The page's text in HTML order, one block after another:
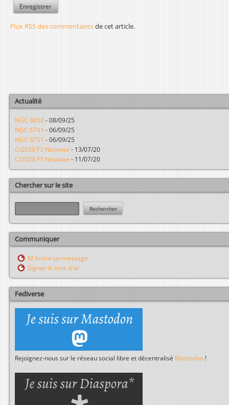
Flux RSS des commentairesde cet article.
Actualité
NGC 6058 - 08/09/25
NGC 6741 - 06/09/25
NGC 6751 - 06/09/25
C/2020 F3 Neowise - 13/07/20
C/2020 F3 Neowise - 11/07/20
Chercher sur le site
R
e
c
h
e
h
r
Communiquer
M'écrire un message
Signer le livre d'or
Fediverse
Rejoignez-nous sur le réseau social libre et décentralisé Mastodon !